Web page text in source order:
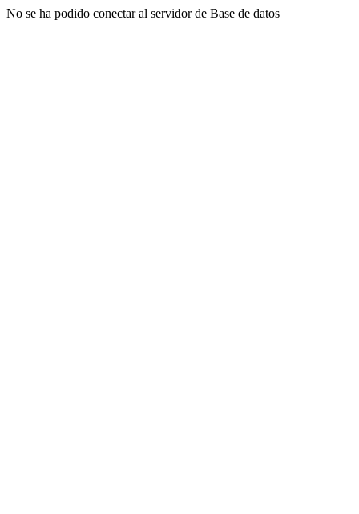
No se ha podido conectar al servidor de Base de datos